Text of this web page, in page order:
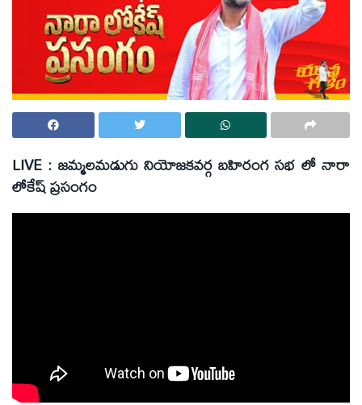
LIVE : జమ్మలమడుగు నియోజ‌క‌వర్గ బహిరంగ సభ లో నారా
లోకేష్ ప్రసంగం